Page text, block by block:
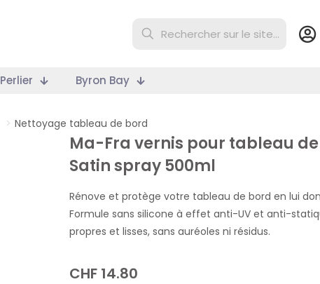
Perlier Byron Bay
> Nettoyage tableau de bord
Ma-Fra vernis pour tableau
Satin spray 500ml
Rénove et protège votre tableau de bord en lui
Formule sans silicone à effet anti-UV et anti-
propres et lisses, sans auréoles ni résidus.
CHF 14.80